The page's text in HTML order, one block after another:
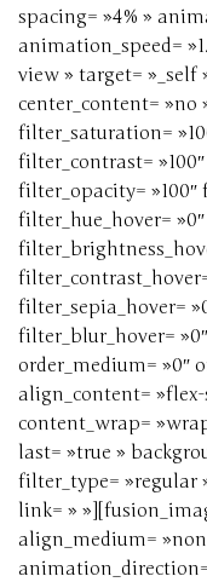
spacing= »4% »
animation_speed=
view » target= »_self
center_content= »no
filter_saturation=
filter_contrast=
filter_opacity= »100″
filter_hue_hover=
filter_sepia_hover=
filter_blur_hover=
order_medium= »0″
align_content=
content_wrap=
last= »true »
filter_type= »regular
link= »
align_medium=